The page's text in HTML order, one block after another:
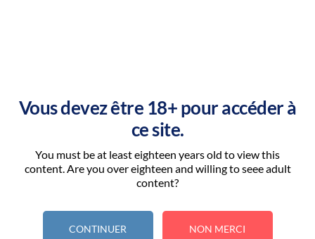
Vous devez être 18+ pour accéder à
ce site.
You must be at least eighteen years old to view this
content. Are you over eighteen and willing to seee adult
content?
CONTINUER NON MERCI
Artikel-Nr.MUSCOVADO_50